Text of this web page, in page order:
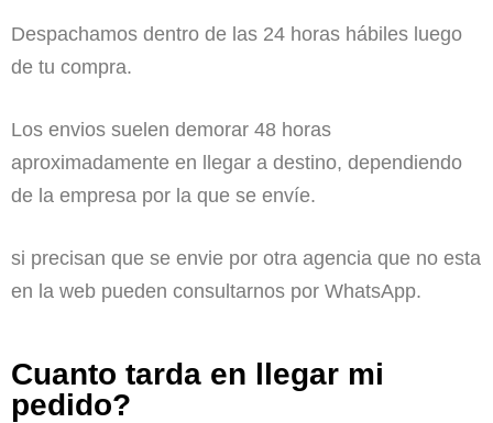
Despachamos dentro de las 24 horas hábiles luego
de tu compra.
Los envios suelen demorar 48 horas
aproximadamente en llegar a destino, dependiendo
de la empresa por la que se envíe.
si precisan que se envie por otra agencia que no esta
en la web pueden consultarnos por WhatsApp.
Cuanto tarda en llegar mi
pedido?